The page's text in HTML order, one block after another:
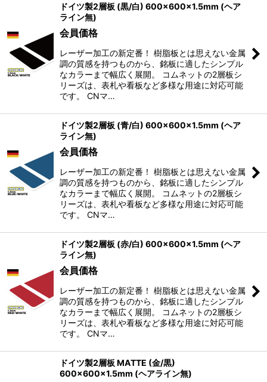
ドイツ製2層板 (黒/白) 600×600×1.5mm (ヘア
ライン無)
会員価格
レーザー加工の新定番！ 樹脂板とは思えない金属
調の質感を持つものから、銘板に適したシンプル
なカラーまで幅広く展開。 コムネットの2層板シ
リーズは、表札や看板など多様な用途に対応可能
です。 CNマ…
ドイツ製2層板 (青/白) 600×600×1.5mm (ヘア
ライン無)
会員価格
レーザー加工の新定番！ 樹脂板とは思えない金属
調の質感を持つものから、銘板に適したシンプル
なカラーまで幅広く展開。 コムネットの2層板シ
リーズは、表札や看板など多様な用途に対応可能
です。 CNマ…
ドイツ製2層板 (赤/白) 600×600×1.5mm (ヘア
ライン無)
会員価格
レーザー加工の新定番！ 樹脂板とは思えない金属
調の質感を持つものから、銘板に適したシンプル
なカラーまで幅広く展開。 コムネットの2層板シ
リーズは、表札や看板など多様な用途に対応可能
です。 CNマ…
ドイツ製2層板 MATTE (金/黒)
600×600×1.5mm (ヘアライン無)